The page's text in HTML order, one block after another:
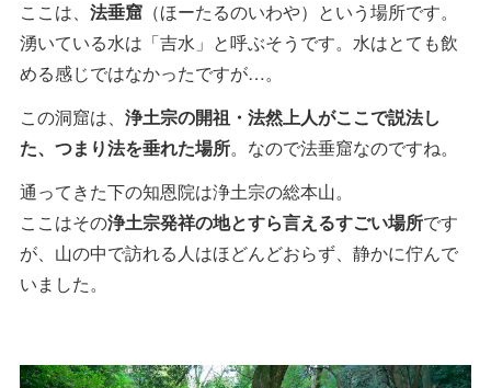
ここは、 法垂窟 （ほーたるのいわや）という場所です。
湧いている水は「吉水」と呼ぶそうです。水はとても飲
める感じではなかったですが…。
この洞窟は、 浄土宗の開祖・法然上人がここで説法し
た、つまり法を垂れた場所。なので法垂窟なのですね。
通ってきた下の知恩院は浄土宗の総本山。
ここはその浄土宗発祥の地とすら言えるすごい場所です
が、山の中で訪れる人はほどんどおらず、静かに佇んで
いました。